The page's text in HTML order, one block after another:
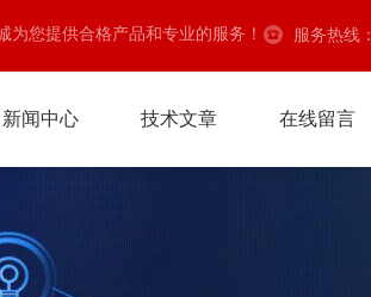
您提供合格产品和专业的服务！ 服务热线：
新闻中心 技术文章 在线留言